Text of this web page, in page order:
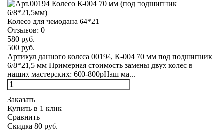
Колесо для чемодана 64*21
Отзывов: 0
580 руб.
500 руб.
Артикул данного колеса 00194, К-004 70 мм под подшипник
6/8*21,5 мм Примерная стоимость замены двух колес в
наших мастерских: 600-800рНаш ма...
Заказать
Купить в 1 клик
Сравнить
Скидка 80 руб.